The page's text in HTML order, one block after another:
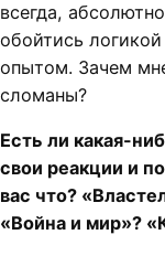
всегда,
обойтись
опытом. Зачем
сломаны?
Есть ли какая-
свои реакции и
вас что?
«Война и мир»?